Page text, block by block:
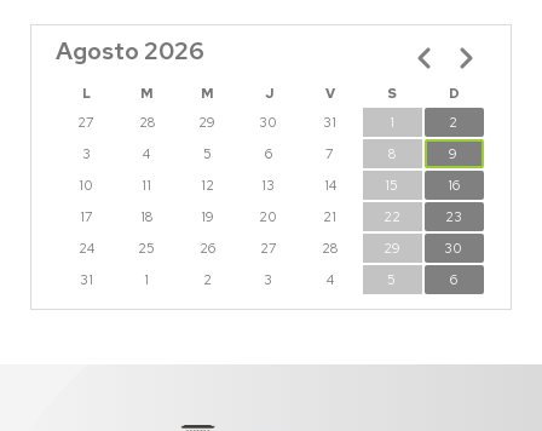
Agosto 2026
L M M J V S
D
27
28 29 30 31 1
2
3
4 5 6 7 8
9
10
11 12 13 14 15
16
17
18 19 20 21 22
23
24
25 26 27 28 29
30
31
1 2 3 4 5 6
Paginación